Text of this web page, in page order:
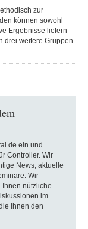
zur
können sowohl
Ergebnisse liefern
drei weitere Gruppen
ein und
Controller. Wir
News, aktuelle
Wir
nützliche
im
Ihnen den